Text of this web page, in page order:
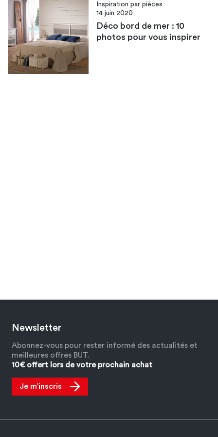
Inspiration par pièces
14 juin 2020
Déco bord de mer : 10
photos pour vous inspirer
Newsletter
Abonnez-vous pour rester informé des actualités et
meilleures offres BUT.
10€ offert lors de votre prochain achat
Je m’inscris